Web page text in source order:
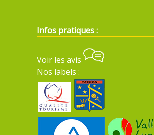
Infos pratiques :
Voir les avis
Nos labels :